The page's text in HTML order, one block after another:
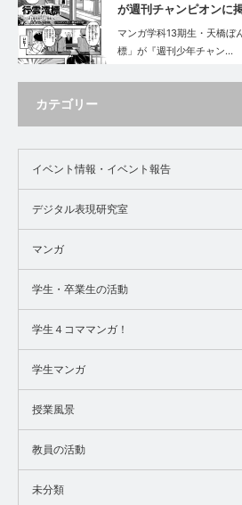
が週刊チャンピオンに
マンガ学科13期生・天橋ぼ
標」が『週刊少年チャン…
カテゴリー
イベント情報・イベント報告
デジタル表現研究室
マンガ
学生・卒業生の活動
学生４コママンガ！
学生マンガ
授業風景
教員の活動
未分類